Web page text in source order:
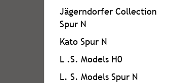
Jägerndorfer Collection
Spur N
Kato Spur N
L .S. Models H0
L. S. Models Spur N